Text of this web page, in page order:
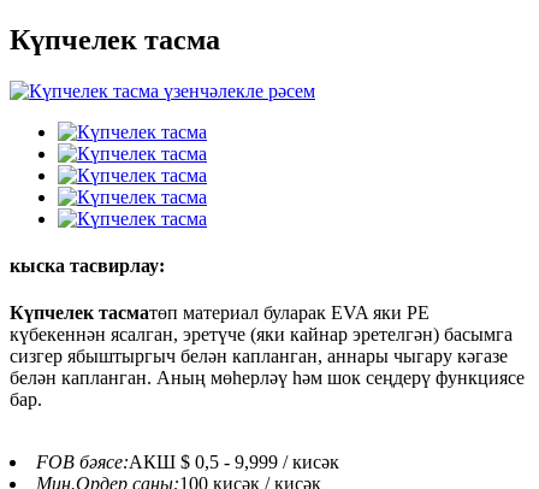
Күпчелек тасма
кыска тасвирлау:
Күпчелек тасматөп материал буларак EVA яки PE
күбекеннән ясалган, эретүче (яки кайнар эретелгән) басымга
сизгер ябыштыргыч белән капланган, аннары чыгару кәгазе
белән капланган. Аның мөһерләү һәм шок сеңдерү функциясе
бар.
FOB бәясе:АКШ $ 0,5 - 9,999 / кисәк
Мин.Ордер саны:100 кисәк / кисәк